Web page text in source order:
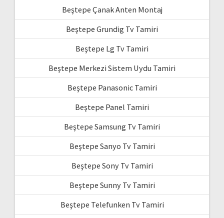
Beştepe Çanak Anten Montaj
Beştepe Grundig Tv Tamiri
Beştepe Lg Tv Tamiri
Beştepe Merkezi Sistem Uydu Tamiri
Beştepe Panasonic Tamiri
Beştepe Panel Tamiri
Beştepe Samsung Tv Tamiri
Beştepe Sanyo Tv Tamiri
Beştepe Sony Tv Tamiri
Beştepe Sunny Tv Tamiri
Beştepe Telefunken Tv Tamiri